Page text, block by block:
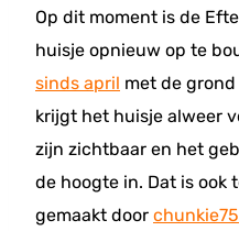
Op dit moment is de
huisje opnieuw op te
sinds april met de
krijgt het huisje alweer
zijn zichtbaar en het
de hoogte in. Dat is ook
gemaakt door chunkie75